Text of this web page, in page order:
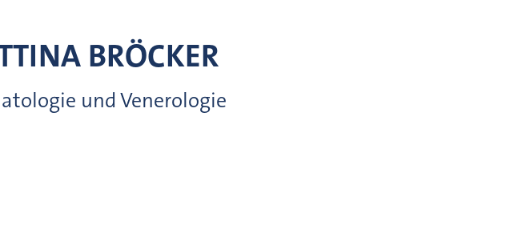
BRÖCKER
und Venerologie